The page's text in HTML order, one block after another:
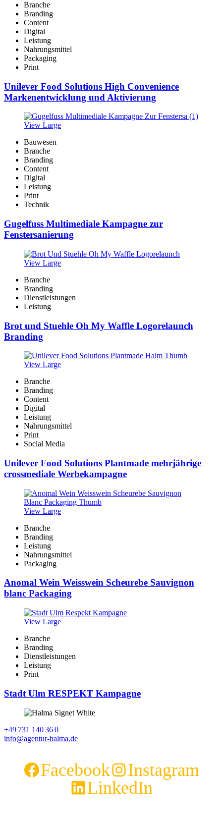
Branche
Branding
Content
Digital
Leistung
Nahrungsmittel
Packaging
Print
Unilever Food Solutions High Convenience
Markenentwicklung und Aktivierung
View Large
Bauwesen
Branche
Branding
Content
Digital
Leistung
Print
Technik
Gugelfuss Multimediale Kampagne zur
Fenstersanierung
View Large
Branche
Branding
Dienstleistungen
Leistung
Brot und Stuehle Oh My Waffle Logorelaunch
Branding
View Large
Branche
Branding
Content
Digital
Leistung
Nahrungsmittel
Print
Social Media
Unilever Food Solutions Plantmade mehrjährige
crossmediale Werbekampagne
View Large
Branche
Branding
Leistung
Nahrungsmittel
Packaging
Anomal Wein Weisswein Scheurebe Sauvignon
blanc Packaging
View Large
Branche
Branding
Dienstleistungen
Leistung
Print
Stadt Ulm RESPEKT Kampagne
+49 731 140 36 0
info@agentur-halma.de
Facebook
Instagram
LinkedIn